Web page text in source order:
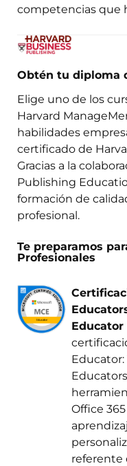
competencias que
Obtén tu diploma
Elige uno de los
Harvard
habilidades
certificado de
Gracias a la
Publishing
formación de
profesional.
Te preparamos
Profesionales
Educator
Office
referente